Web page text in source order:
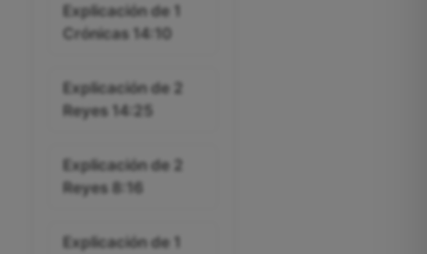
Explicación de 1
Crónicas 14:10
Explicación de 2
Reyes 14:25
Explicación de 2
Reyes 8:16
Explicación de 1